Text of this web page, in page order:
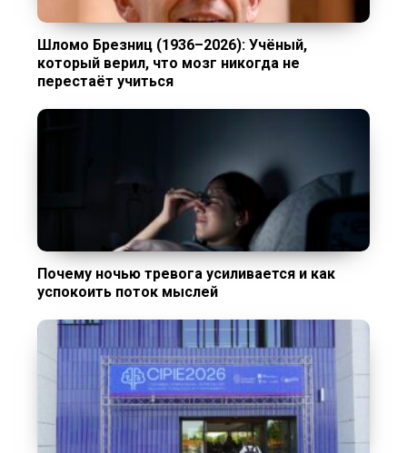
Шломо Брезниц (1936–2026): Учёный,
который верил, что мозг никогда не
перестаёт учиться
Почему ночью тревога усиливается и как
успокоить поток мыслей